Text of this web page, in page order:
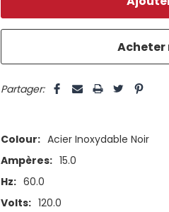
plus
Partager:
Colour: Acier Inoxydable Noir
Ampères: 15.0
Hz: 60.0
Volts: 120.0